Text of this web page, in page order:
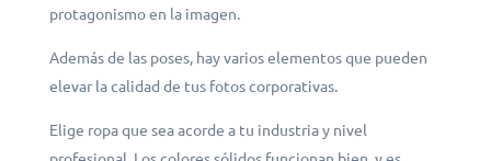
protagonismo en la imagen.
Además de las poses, hay varios elementos que pueden
elevar la calidad de tus fotos corporativas.
Elige ropa que sea acorde a tu industria y nivel